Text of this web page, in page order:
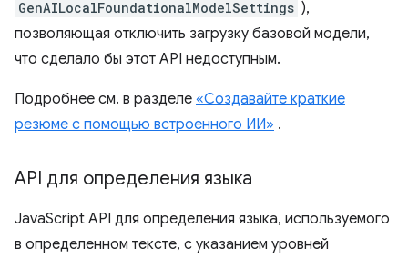
GenAILocalFoundationalModelSettings ),
позволяющая отключить загрузку базовой модели,
что сделало бы этот API недоступным.
Подробнее см. в разделе «Создавайте краткие
резюме с помощью встроенного ИИ» .
API для определения языка
JavaScript API для определения языка, используемого
в определенном тексте, с указанием уровней